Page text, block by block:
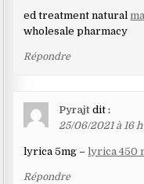
ed treatment natural
wholesale pharmacy
Répondre
Pyrajt dit :
25/06/2021 à 16
lyrica 5mg –lyrica 450
Répondre